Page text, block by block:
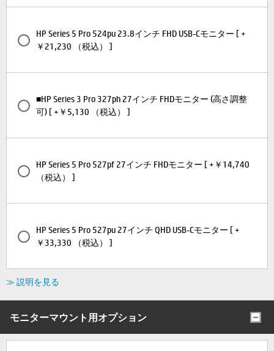
HP Series 5 Pro 524pu 23.8インチ FHD USB-Cモニター [ +
￥21,230 （税込） ]
■HP Series 3 Pro 327ph 27インチ FHDモニター (高さ調整
可) [ +￥5,130 （税込） ]
HP Series 5 Pro 527pf 27インチ FHDモニター [ +￥14,740
（税込） ]
HP Series 5 Pro 527pu 27インチ QHD USB-Cモニター [ +
￥33,330 （税込） ]
≫ 説明を見る
モニターマウント用オプション